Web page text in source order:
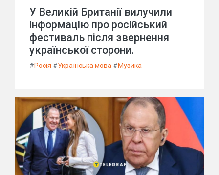
У Великій Британії вилучили
інформацію про російський
фестиваль після звернення
української сторони.
#Росія #Українська мова #Музика